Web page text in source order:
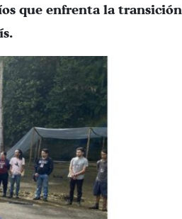
que enfrenta la transición